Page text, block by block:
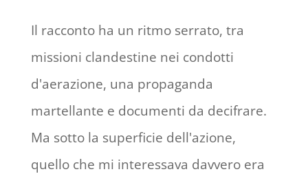
Il racconto ha un ritmo serrato, tra
missioni clandestine nei condotti
d'aerazione, una propaganda
martellante e documenti da decifrare.
Ma sotto la superficie dell'azione,
quello che mi interessava davvero era